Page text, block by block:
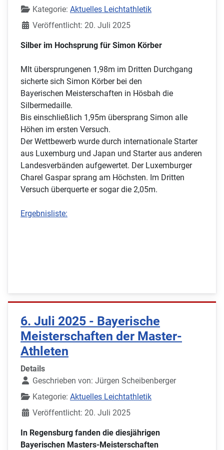
Kategorie: Aktuelles Leichtathletik
Veröffentlicht: 20. Juli 2025
Silber im Hochsprung für Simon Körber
MIt übersprungenen 1,98m im Dritten Durchgang
sicherte sich Simon Körber bei den
Bayerischen Meisterschaften in Hösbah die
Silbermedaille.
Bis einschließlich 1,95m übersprang Simon alle
Höhen im ersten Versuch.
Der Wettbewerb wurde durch internationale Starter
aus Luxemburg und Japan und Starter aus anderen
Landesverbänden aufgewertet. Der Luxemburger
Charel Gaspar sprang am Höchsten. Im Dritten
Versuch überquerte er sogar die 2,05m.
Ergebnisliste:
6. Juli 2025 - Bayerische
Meisterschaften der Master-
Athleten
Details
Geschrieben von: Jürgen Scheibenberger
Kategorie: Aktuelles Leichtathletik
Veröffentlicht: 20. Juli 2025
In Regensburg fanden die diesjährigen
Bayerischen Masters-Meisterschaften